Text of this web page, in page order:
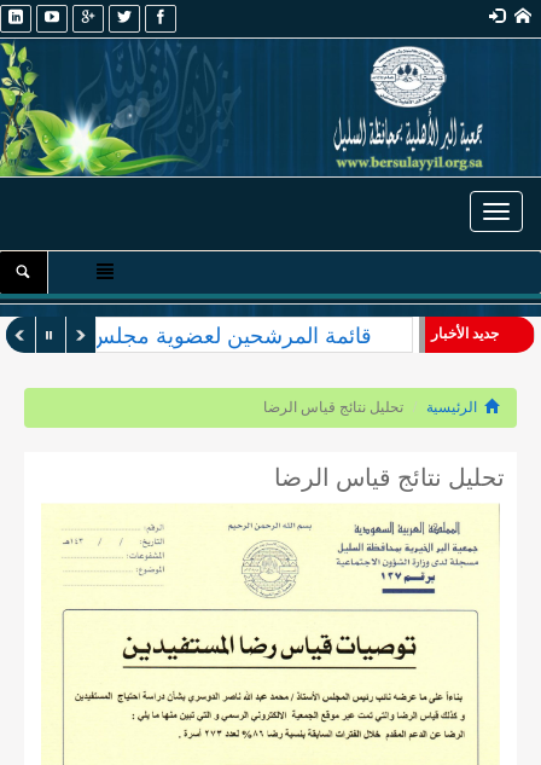
Toggle navigation
جديد الأخبار قائمة المرشحين لعضوية مجلس الإدارة
الرئيسية تحليل نتائج قياس الرضا
تحليل نتائج قياس الرضا